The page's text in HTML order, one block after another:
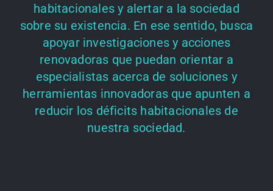
habitacionales y alertar a la sociedad
sobre su existencia. En ese sentido, busca
apoyar investigaciones y acciones
renovadoras que puedan orientar a
especialistas acerca de soluciones y
herramientas innovadoras que apunten a
reducir los déficits habitacionales de
nuestra sociedad.